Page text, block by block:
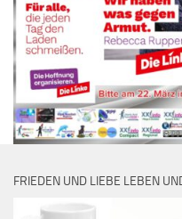
FRIEDEN UND LIEBE LEBEN